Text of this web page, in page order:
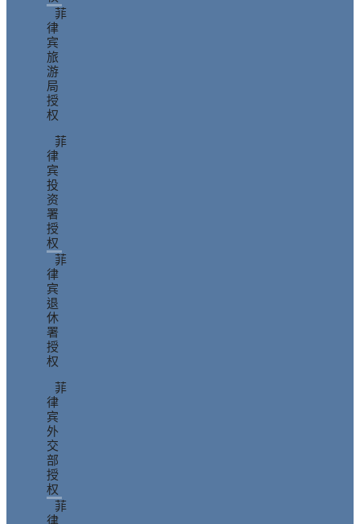
菲
律
宾
旅
游
局
授
权
菲
律
宾
投
资
署
授
权
菲
律
宾
退
休
署
授
权
菲
律
宾
外
交
部
授
权
菲